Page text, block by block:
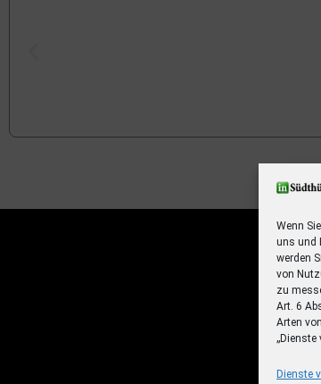
Wenn
uns und
werden
von
zu
Art. 6
Arten
Dienste
Ihr Sommer – Ihr
Jetzt zum Sonderpreis lesen
Sommerreise
Zum Deal